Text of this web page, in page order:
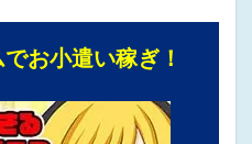
お小遣い稼ぎ！